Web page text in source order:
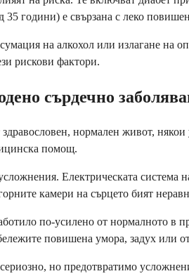
35 години) е свързана с леко
на алкохол или излагане
рискови фактори.
сърдечно
нормален живот,
помощ.
Електрическата
камери на сърцето бият
по-усилено от нормалното
повишена умора, задух или
но предотвратимо